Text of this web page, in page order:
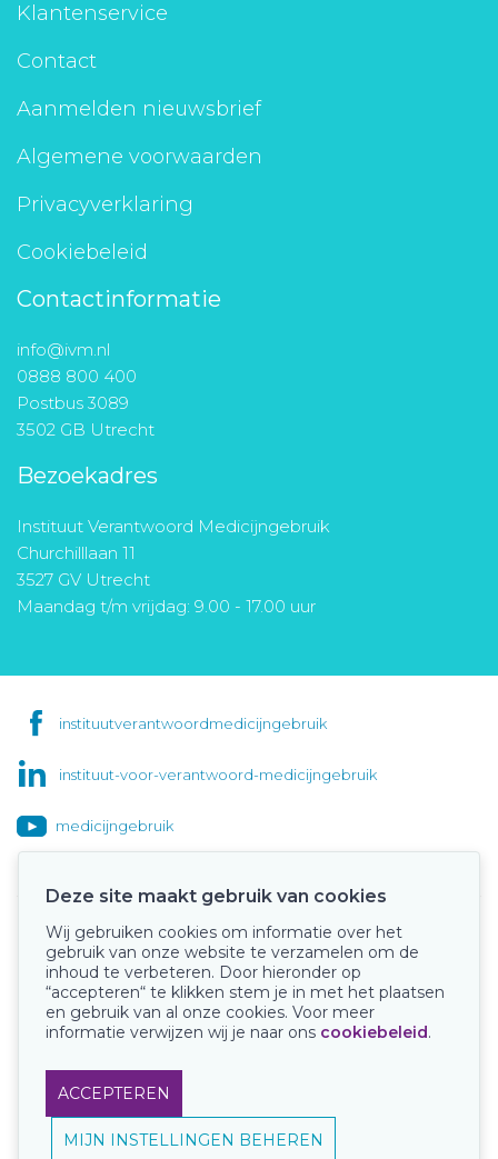
Klantenservice
Contact
Aanmelden nieuwsbrief
Algemene voorwaarden
Privacyverklaring
Cookiebeleid
Contactinformatie
info@ivm.nl
0888 800 400
Postbus 3089
3502 GB Utrecht
Bezoekadres
Instituut Verantwoord Medicijngebruik
Churchilllaan 11
3527 GV Utrecht
Maandag t/m vrijdag: 9.00 - 17.00 uur
instituutverantwoordmedicijngebruik
instituut-voor-verantwoord-medicijngebruik
medicijngebruik
Onze keurmerken
Deze site maakt gebruik van cookies
Wij gebruiken cookies om informatie over het
gebruik van onze website te verzamelen om de
inhoud te verbeteren. Door hieronder op
“accepteren“ te klikken stem je in met het plaatsen
en gebruik van al onze cookies. Voor meer
informatie verwijzen wij je naar ons cookiebeleid.
ACCEPTEREN
MIJN INSTELLINGEN BEHEREN